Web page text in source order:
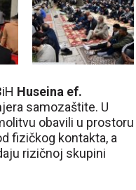
Huseina ef.
samozaštite. U
obavili u prostoru
fizičkog kontakta, a
rizičnoj skupini